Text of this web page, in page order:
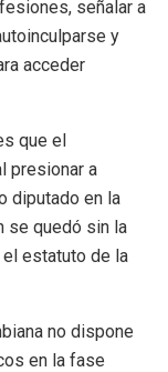
señalar a
y
acceder
que el
presionar a
diputado en la
se quedó sin la
estatuto de la
no dispone
en la fase